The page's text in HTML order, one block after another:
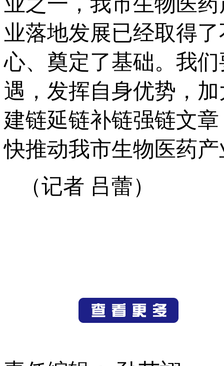
业落地发展已经取得
心、奠定了基础。我
遇，发挥自身优势，
建链延链补链强链文
快推动我市生物医药
（记者 吕蕾）